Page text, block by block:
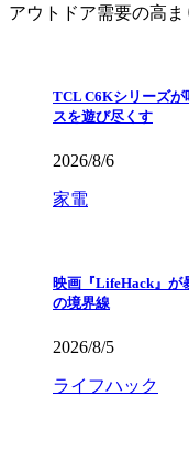
アウトドア需要の高ま
TCL C6Kシリーズが
スを遊び尽くす
2026/8/6
家電
映画『LifeHack』が
の境界線
2026/8/5
ライフハック